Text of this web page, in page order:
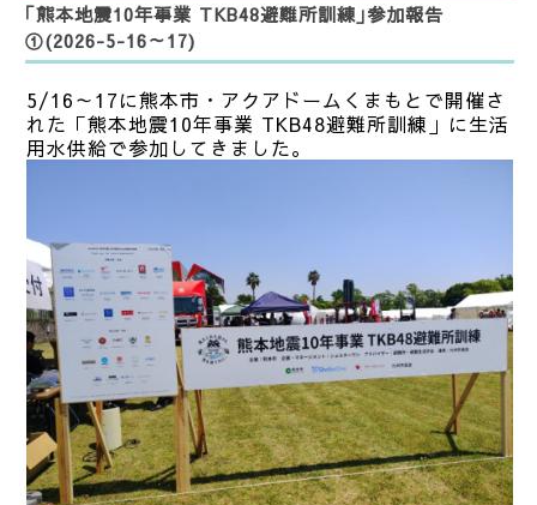
｢熊本地震10年事業 TKB48避難所訓練｣参加報告
①(2026-5-16～17)
5/16～17に熊本市・アクアドームくまもとで開催さ
れた「熊本地震10年事業 TKB48避難所訓練」に生活
用水供給で参加してきました。